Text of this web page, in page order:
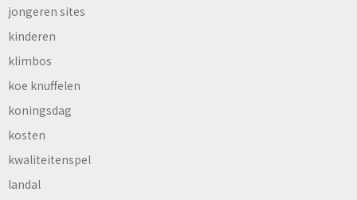
jongeren sites
kinderen
klimbos
koe knuffelen
koningsdag
kosten
kwaliteitenspel
landal